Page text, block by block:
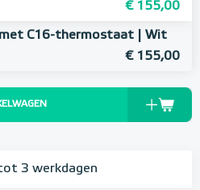
€ 155,00
C16-thermostaat | Wit
€ 155,00
3 werkdagen